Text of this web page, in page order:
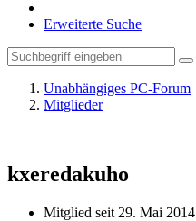
Erweiterte Suche
Unabhängiges PC-Forum
Mitglieder
kxeredakuho
Mitglied seit 29. Mai 2014